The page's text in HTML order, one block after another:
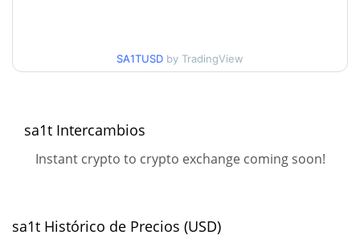
semanas
$0,000012906593
jun. 14, 2026 (1 months ago)
SA1TUSD by TradingView
sa1t Intercambios
Instant crypto to crypto exchange coming soon!
sa1t Histórico de Precios (USD)